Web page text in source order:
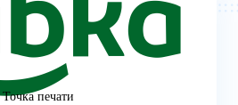
Точка печати